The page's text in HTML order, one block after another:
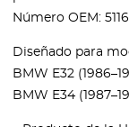
Número OEM:
Diseñado para
BMW E32
BMW E34